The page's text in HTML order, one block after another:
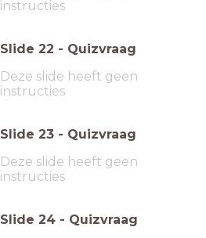
instructies
Slide 22 - Quizvraag
Deze slide heeft geen
instructies
Slide 23 - Quizvraag
Deze slide heeft geen
instructies
Slide 24 - Quizvraag